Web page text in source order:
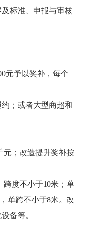
标准、申报与审核
元予以奖补，每个
；或者大型商超和
元；改造提升奖补按
跨度不小于10米；单
单跨不小于8米。改
备等。